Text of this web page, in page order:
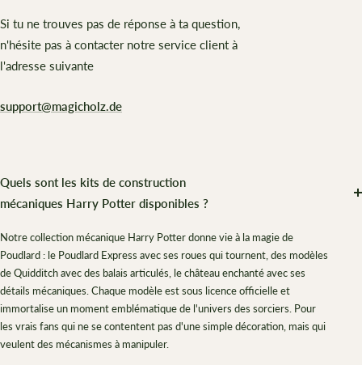
Si tu ne trouves pas de réponse à ta question,
n'hésite pas à contacter notre service client à
l'adresse suivante
support@magicholz.de
Quels sont les kits de construction
mécaniques Harry Potter disponibles ?
Notre collection mécanique Harry Potter donne vie à la magie de
Poudlard : le Poudlard Express avec ses roues qui tournent, des modèles
de Quidditch avec des balais articulés, le château enchanté avec ses
détails mécaniques. Chaque modèle est sous licence officielle et
immortalise un moment emblématique de l'univers des sorciers. Pour
les vrais fans qui ne se contentent pas d'une simple décoration, mais qui
veulent des mécanismes à manipuler.